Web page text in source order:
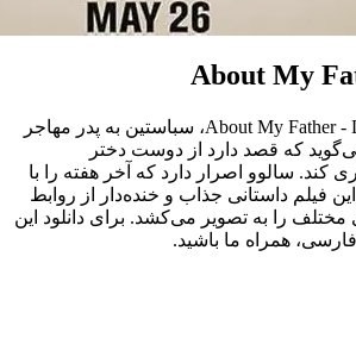
About My
در فیلم کمدی About My Father - Dubbed، سباستین به پدر مهاجر
می‌گوید که قصد دارد از دوست دختر
کند. سالوو اصرار دارد که آخر هفته را با
این فیلم داستانی جذاب و خنده‌دار از روابط
را به تصویر می‌کشد. برای دانلود این
فارسی، همراه ما باشید.